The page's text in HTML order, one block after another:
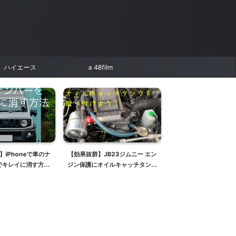
ハイエース a 48film
】iPhoneで車のナ
キレイに消す方法
【効果抜群】JB23ジムニー エン
ジン保護にオイルキャッチタンク